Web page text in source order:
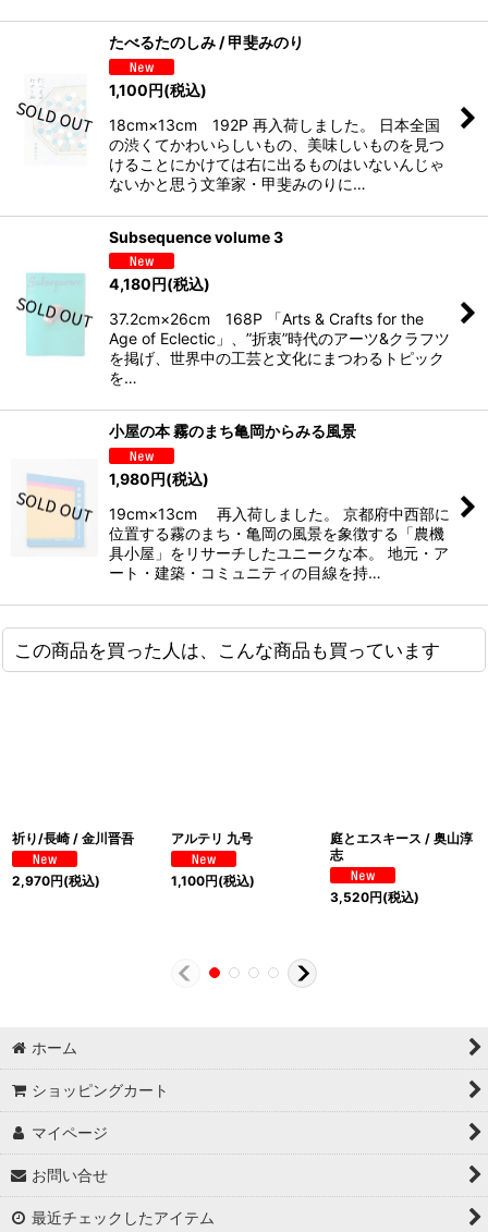
たべるたのしみ / 甲斐みのり
1,100円(税込)
18cm×13cm 192P 再入荷しました。 日本全国
の渋くてかわいらしいもの、美味しいものを見つ
けることにかけては右に出るものはいないんじゃ
ないかと思う文筆家・甲斐みのりに…
Subsequence volume 3
4,180円(税込)
37.2cm×26cm 168P 「Arts & Crafts for the
Age of Eclectic」、”折衷”時代のアーツ&クラフツ
を掲げ、世界中の工芸と文化にまつわるトピック
を…
小屋の本 霧のまち亀岡からみる風景
1,980円(税込)
19cm×13cm 再入荷しました。 京都府中西部に
位置する霧のまち・亀岡の風景を象徴する「農機
具小屋」をリサーチしたユニークな本。 地元・ア
ート・建築・コミュニティの目線を持…
この商品を買った人は、こんな商品も買っています
祈り/長崎 / 金川晋吾
2,970円(税込)
アルテリ 九号
1,100円(税込)
庭とエスキース / 奥山淳
志
3,520円(税込)
ホーム
ショッピングカート
マイページ
お問い合せ
最近チェックしたアイテム